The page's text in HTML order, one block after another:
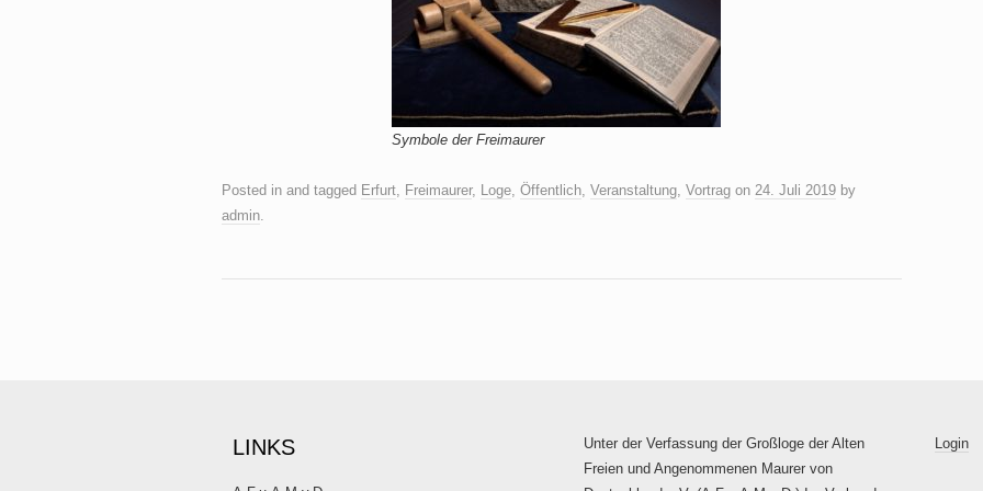
Symbole der Freimaurer
Posted in and tagged Erfurt, Freimaurer, Loge, Öffentlich, Veranstaltung, Vortrag on 24. Juli 2019 by
admin.
LINKS
Unter der Verfassung der Großloge der Alten
Freien und Angenommenen Maurer von
Login